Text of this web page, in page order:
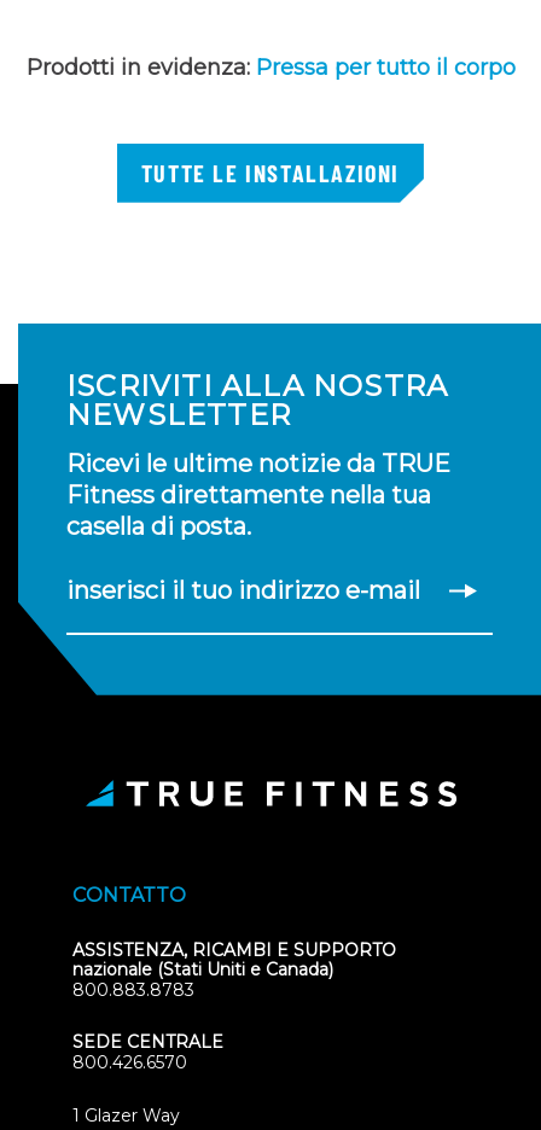
Prodotti in evidenza: Pressa per tutto il corpo
TUTTE LE INSTALLAZIONI
ISCRIVITI ALLA NOSTRA
NEWSLETTER
Ricevi le ultime notizie da TRUE
Fitness direttamente nella tua
casella di posta.
inserisci il tuo indirizzo e-mail
CONTATTO
ASSISTENZA, RICAMBI E SUPPORTO
nazionale (Stati Uniti e Canada)
800.883.8783
SEDE CENTRALE
800.426.6570
1 Glazer Way